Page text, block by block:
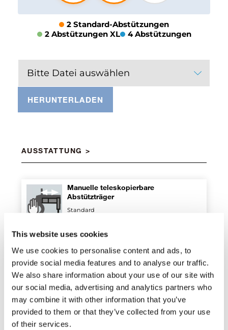
This website uses cookies
We use cookies to personalise content and ads, to
provide social media features and to analyse our traffic.
We also share information about your use of our site with
our social media, advertising and analytics partners who
may combine it with other information that you’ve
provided to them or that they’ve collected from your use
of their services.
2 Standard-Abstützungen
2 Abstützungen XL
4 Abstützungen
Bitte Datei auswählen
HERUNTERLADEN
AUSSTATTUNG
Manuelle teleskopierbare
Abstützträger
Standard
Regenerativventil
Standard